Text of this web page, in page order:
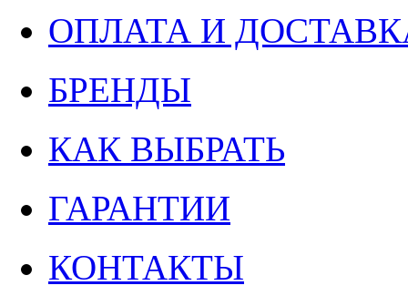
ОПЛАТА И
БРЕНДЫ
КАК ВЫБРАТЬ
ГАРАНТИИ
КОНТАКТЫ